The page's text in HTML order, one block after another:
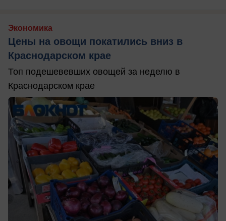
Экономика
Цены на овощи покатились вниз в
Краснодарском крае
Топ подешевевших овощей за неделю в
Краснодарском крае